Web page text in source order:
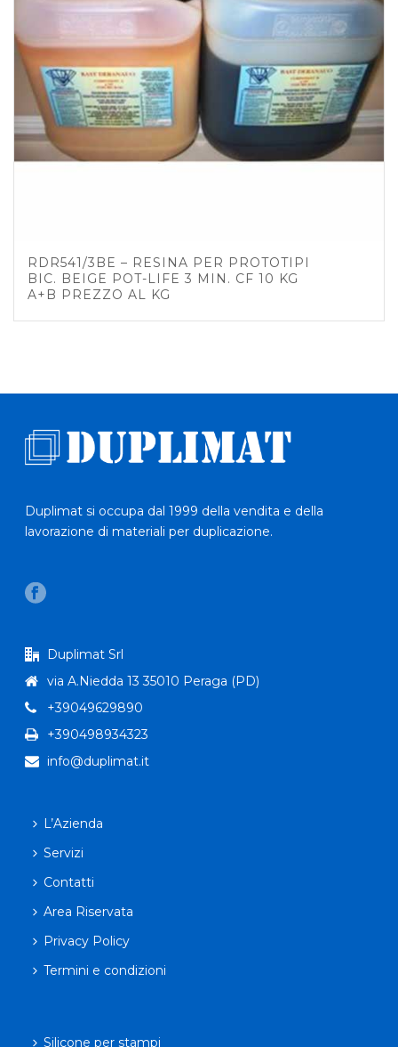
RDR541/3BE – RESINA PER PROTOTIPI
BIC. BEIGE POT-LIFE 3 MIN. CF 10 KG
A+B PREZZO AL KG
Duplimat si occupa dal 1999 della vendita e della
lavorazione di materiali per duplicazione.
Duplimat Srl
via A.Niedda 13 35010 Peraga (PD)
+39049629890
+390498934323
info@duplimat.it
L’Azienda
Servizi
Contatti
Area Riservata
Privacy Policy
Termini e condizioni
Silicone per stampi